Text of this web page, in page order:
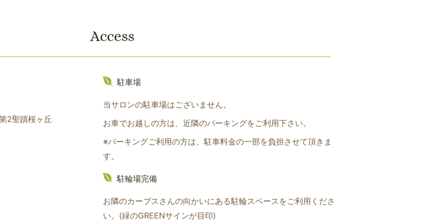
Access
2聖蹟桜ヶ丘
駐車場
当サロンの駐車場はございません。
お車でお越しの方は、近隣のパーキングをご利用下さい。
※パーキングご利用の方は、駐車料金の一部を負担させて頂きま
す。
駐輪場完備
お隣のカーブスさんの向かいにある駐輪スペースをご利用くださ
い。(緑のGREENサインが目印)